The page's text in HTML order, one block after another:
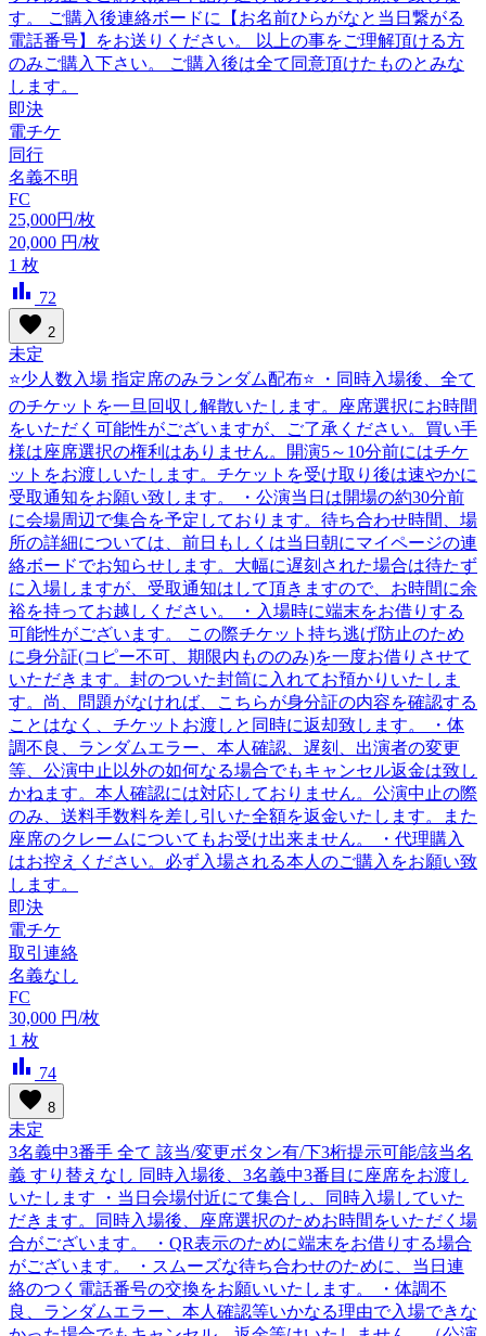
す。 ご購入後連絡ボードに【お名前ひらがなと当日繋がる
電話番号】をお送りください。 以上の事をご理解頂ける方
のみご購入下さい。 ご購入後は全て同意頂けたものとみな
します。
即決
電チケ
同行
名義不明
FC
25,000円/枚
20,000 円/枚
1 枚
bar_chart 72
favorite 2
未定
⭐️少人数入場 指定席のみランダム配布⭐️ ・同時入場後、全て
のチケットを一旦回収し解散いたします。座席選択にお時間
をいただく可能性がございますが、ご了承ください。買い手
様は座席選択の権利はありません。開演5～10分前にはチケ
ットをお渡しいたします。チケットを受け取り後は速やかに
受取通知をお願い致します。 ・公演当日は開場の約30分前
に会場周辺で集合を予定しております。待ち合わせ時間、場
所の詳細については、前日もしくは当日朝にマイページの連
絡ボードでお知らせします。大幅に遅刻された場合は待たず
に入場しますが、受取通知はして頂きますので、お時間に余
裕を持ってお越しください。 ・入場時に端末をお借りする
可能性がございます。 この際チケット持ち逃げ防止のため
に身分証(コピー不可、期限内もののみ)を一度お借りさせて
いただきます。封のついた封筒に入れてお預かりいたしま
す。尚、問題がなければ、こちらが身分証の内容を確認する
ことはなく、チケットお渡しと同時に返却致します。 ・体
調不良、ランダムエラー、本人確認、遅刻、出演者の変更
等、公演中止以外の如何なる場合でもキャンセル返金は致し
かねます。本人確認には対応しておりません。公演中止の際
のみ、送料手数料を差し引いた全額を返金いたします。また
座席のクレームについてもお受け出来ません。 ・代理購入
はお控えください。必ず入場される本人のご購入をお願い致
します。
即決
電チケ
取引連絡
名義なし
FC
30,000 円/枚
1 枚
bar_chart 74
favorite 8
未定
3名義中3番手 全て 該当/変更ボタン有/下3桁提示可能/該当名
義 すり替えなし 同時入場後、3名義中3番目に座席をお渡し
いたします ・当日会場付近にて集合し、同時入場していた
だきます。同時入場後、座席選択のためお時間をいただく場
合がございます。 ・QR表示のために端末をお借りする場合
がございます。 ・スムーズな待ち合わせのために、当日連
絡のつく電話番号の交換をお願いいたします。 ・体調不
良、ランダムエラー、本人確認等いかなる理由で入場できな